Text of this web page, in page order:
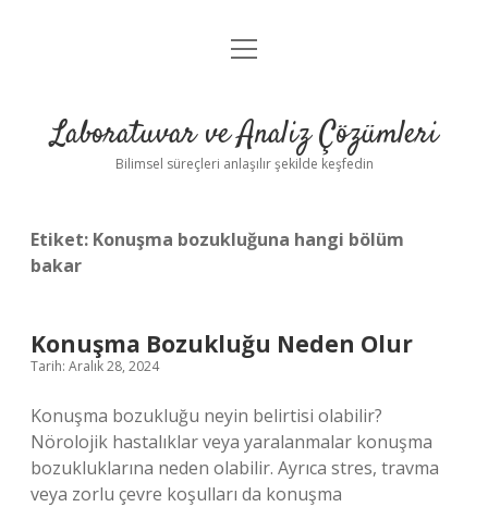
Anasayfa
Yasal Uyarı
menüyü
Laboratuvar ve Analiz Çözümleri
Bilimsel süreçleri anlaşılır şekilde keşfedin
Etiket: Konuşma bozukluğuna hangi bölüm
bakar
Konuşma Bozukluğu Neden Olur
Tarih: Aralık 28, 2024
Konuşma bozukluğu neyin belirtisi olabilir?
Nörolojik hastalıklar veya yaralanmalar konuşma
bozukluklarına neden olabilir. Ayrıca stres, travma
veya zorlu çevre koşulları da konuşma